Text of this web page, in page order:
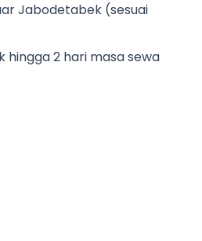
Jabodetabek (sesuai
2 hari masa sewa